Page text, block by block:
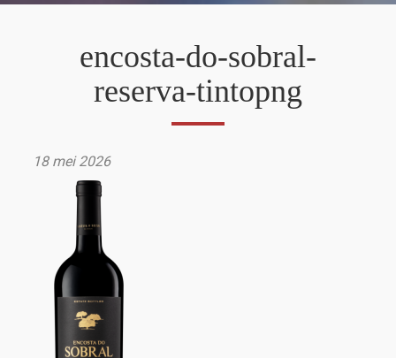
encosta-do-sobral-
reserva-tintopng
18 mei 2026